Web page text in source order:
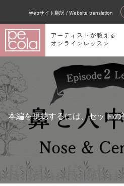
Webサイト翻訳 / Website translation
アーティストが教える
オンラインレッスン
本編を視聴するには、セット